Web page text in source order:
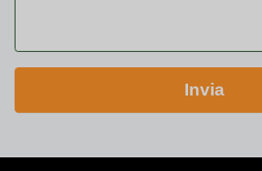
E
a
l
Invia